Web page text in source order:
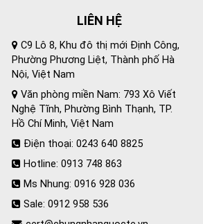
LIÊN HỆ
C9 Lô 8, Khu đô thị mới Định Công,
Phường Phương Liệt, Thành phố Hà
Nội, Việt Nam
Văn phòng miền Nam: 793 Xô Viết
Nghệ Tĩnh, Phường Bình Thạnh, TP.
Hồ Chí Minh, Việt Nam
Điện thoại: 0243 640 8825
Hotline: 0913 748 863
Ms Nhung: 0916 928 036
Sale: 0912 958 536